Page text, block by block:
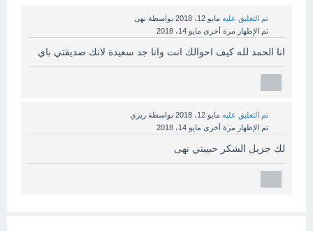
تم التعليق عليه مايو 12، 2018 بواسطة نهى
تم الإظهار مرة أخرى مايو 14، 2018
انا الحمد لله كيف احوالك انت وانا جد سعيدة لانك صديقتي باي
تم التعليق عليه مايو 12، 2018 بواسطة ريري
تم الإظهار مرة أخرى مايو 14، 2018
لك جزيل الشكر حبيبتي نهى